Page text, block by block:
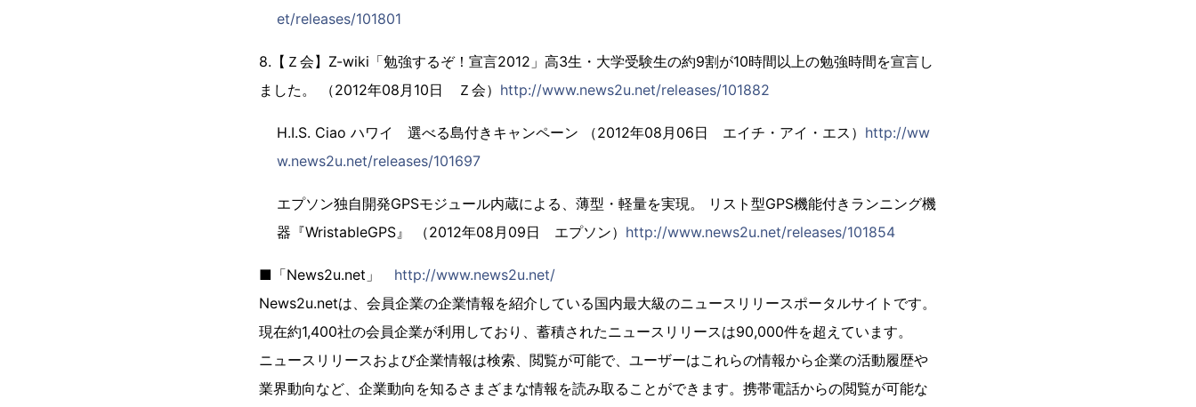
et/releases/101801
8.【Ｚ会】Z-wiki「勉強するぞ！宣言2012」高3生・大学受験生の約9割が10時間以上の勉強時間を宣言し
ました。 （2012年08月10日 Ｚ会） http://www.news2u.net/releases/101882
H.I.S. Ciao ハワイ 選べる島付きキャンペーン （2012年08月06日 エイチ・アイ・エス） http://ww
w.news2u.net/releases/101697
エプソン独自開発GPSモジュール内蔵による、薄型・軽量を実現。 リスト型GPS機能付きランニング機
器『WristableGPS』 （2012年08月09日 エプソン） http://www.news2u.net/releases/101854
■「News2u.net」 http://www.news2u.net/
News2u.netは、会員企業の企業情報を紹介している国内最大級のニュースリリースポータルサイトです。
現在約1,400社の会員企業が利用しており、蓄積されたニュースリリースは90,000件を超えています。
ニュースリリースおよび企業情報は検索、閲覧が可能で、ユーザーはこれらの情報から企業の活動履歴や
業界動向など、企業動向を知るさまざまな情報を読み取ることができます。携帯電話からの閲覧が可能な